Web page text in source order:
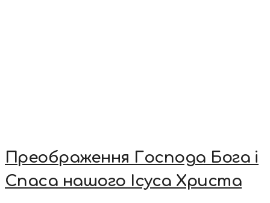
Преображення Господа Бога і
Спаса нашого Ісуса Христа